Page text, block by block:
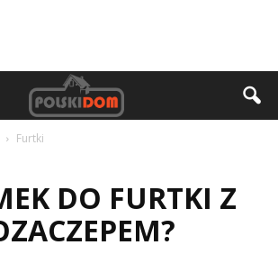
Furtki
DO FURTKI Z